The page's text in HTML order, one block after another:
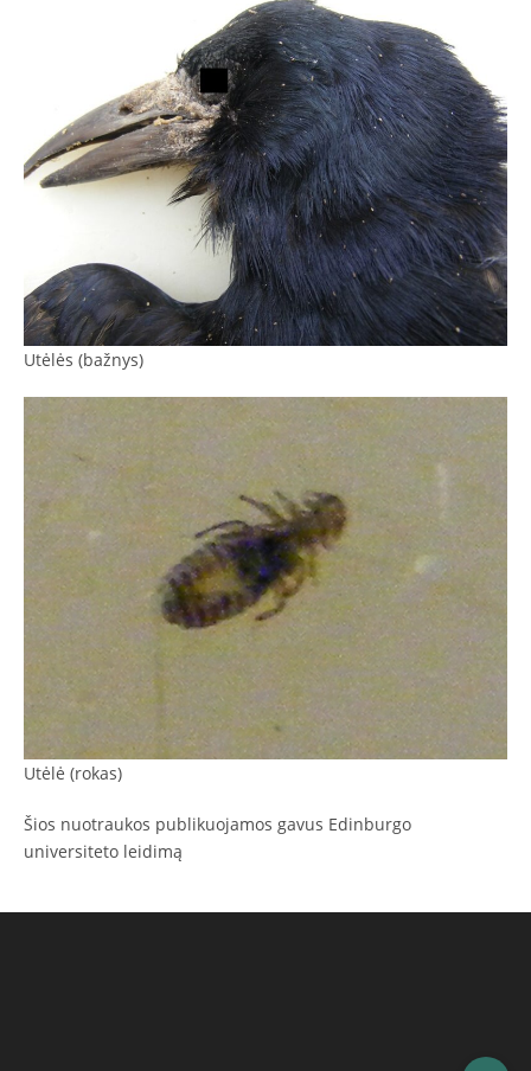
Utėlės (bažnys)
Utėlė (rokas)
Šios nuotraukos publikuojamos gavus Edinburgo
universiteto leidimą